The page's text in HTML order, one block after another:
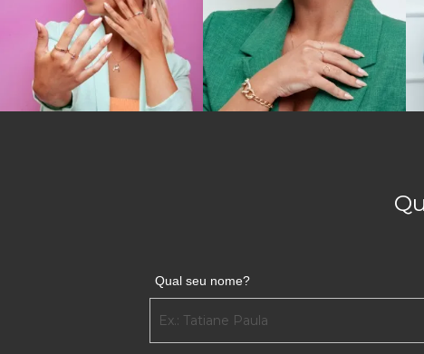
Qual seu nome?